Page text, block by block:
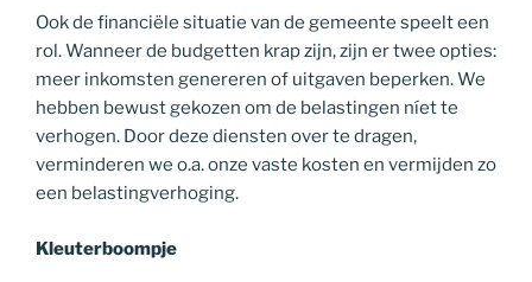
Ook de financiële situatie van de gemeente speelt een
rol. Wanneer de budgetten krap zijn, zijn er twee opties:
meer inkomsten genereren of uitgaven beperken. We
hebben bewust gekozen om de belastingen níet te
verhogen. Door deze diensten over te dragen,
verminderen we o.a. onze vaste kosten en vermijden zo
een belastingverhoging.
Kleuterboompje